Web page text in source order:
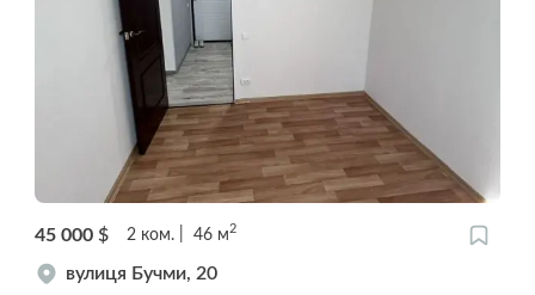
45 000 $ 2 ком. 46 м2
вулиця Бучми, 20